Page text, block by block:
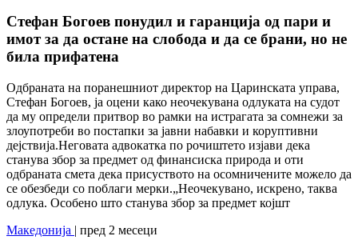
Стефан Богоев понудил и гаранција од пари и
имот за да остане на слобода и да се брани, но не
била прифатена
Одбраната на поранешниот директор на Царинската управа,
Стефан Богоев, ја оцени како неочекувана одлуката на судот
да му определи притвор во рамки на истрагата за сомнежи за
злоупотреби во постапки за јавни набавки и коруптивни
дејствија.Неговата адвокатка по рочиштето изјави дека
станува збор за предмет од финансиска природа и оти
одбраната смета дека присуството на осомничените можело да
се обезбеди со поблаги мерки.„Неочекувано, искрено, таква
одлука. Особено што станува збор за предмет којшт
Македонија | пред 2 месеци